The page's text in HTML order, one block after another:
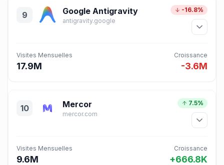
9 Google Antigravity
antigravity.google
-16.8%
Visites Mensuelles
17.9M
Croissance
-3.6M
10 Mercor
mercor.com
7.5%
Visites Mensuelles
9.6M
Croissance
+666.8K